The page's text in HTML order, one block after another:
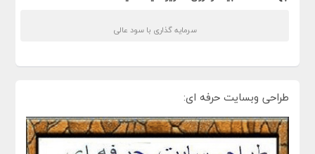
سرمایه گذاری با سود عالی
طراحی وبسایت حرفه ای: